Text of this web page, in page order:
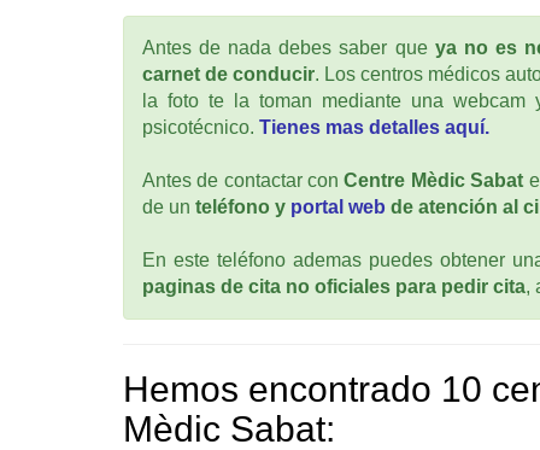
Antes de nada debes saber que ya no es
carnet de conducir. Los centros médicos
la foto te la toman mediante una
psicotécnico. Tienes mas detalles aquí.
Antes de contactar conCentre Mèdic Sabat
de un teléfono y portal web de atención al
En este teléfono ademas puedes obtener
paginas de cita no oficiales para pedir cita,
Hemos encontrado 10
Mèdic Sabat: